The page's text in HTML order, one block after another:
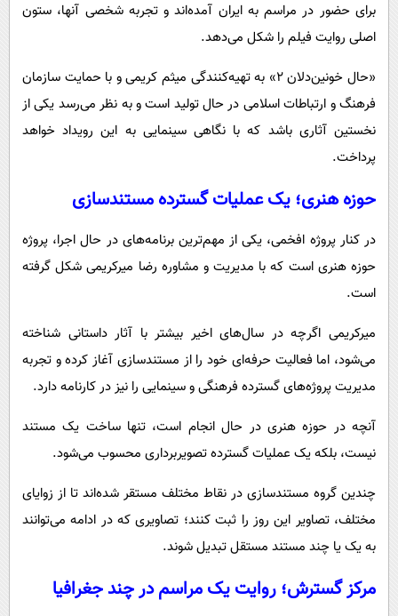
برای حضور در مراسم به ایران آمده‌اند و تجربه شخصی آنها، ستون
اصلی روایت فیلم را شکل می‌دهد.
«حال خونین‌دلان ۲» به تهیه‌کنندگی میثم کریمی و با حمایت سازمان
فرهنگ و ارتباطات اسلامی در حال تولید است و به نظر می‌رسد یکی از
نخستین آثاری باشد که با نگاهی سینمایی به این رویداد خواهد
پرداخت.
حوزه هنری؛ یک عملیات گسترده مستندسازی
در کنار پروژه افخمی، یکی از مهم‌ترین برنامه‌های در حال اجرا، پروژه
حوزه هنری است که با مدیریت و مشاوره رضا میرکریمی شکل گرفته
است.
میرکریمی اگرچه در سال‌های اخیر بیشتر با آثار داستانی شناخته
می‌شود، اما فعالیت حرفه‌ای خود را از مستندسازی آغاز کرده و تجربه
مدیریت پروژه‌های گسترده فرهنگی و سینمایی را نیز در کارنامه دارد.
آنچه در حوزه هنری در حال انجام است، تنها ساخت یک مستند
نیست، بلکه یک عملیات گسترده تصویربرداری محسوب می‌شود.
چندین گروه مستندسازی در نقاط مختلف مستقر شده‌اند تا از زوایای
مختلف، تصاویر این روز را ثبت کنند؛ تصاویری که در ادامه می‌توانند
به یک یا چند مستند مستقل تبدیل شوند.
مرکز گسترش؛ روایت یک مراسم در چند جغرافیا